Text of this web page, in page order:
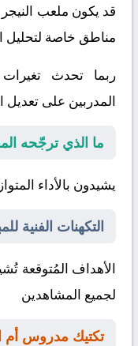
قد يكون ملعب النيجر
مناطق خاصة لتحليل
ربما تحدث
المدربين على تعديل
ما الذي ترجّحه
يشيدون بالأداء
التكهنات الفنية
الأهداف المُتوقعة
لجميع المشاهدين
تكتيك مدروس أم